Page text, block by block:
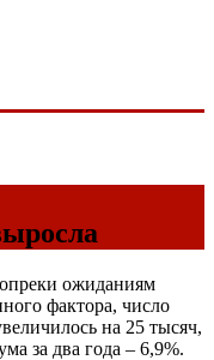
ожиданиям
фактора, число
на 25 тысяч,
за два года – 6,9%.